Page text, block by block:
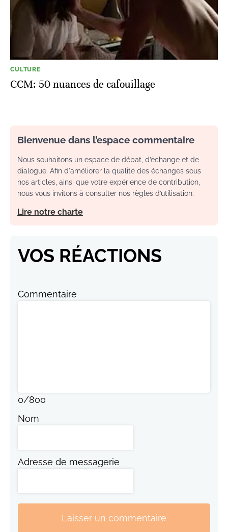
CULTURE
CCM: 50 nuances de cafouillage
Bienvenue dans l’espace commentaire
Nous souhaitons un espace de débat, d’échange et de
dialogue. Afin d'améliorer la qualité des échanges sous
nos articles, ainsi que votre expérience de contribution,
nous vous invitons à consulter nos règles d’utilisation.
Lire notre charte
VOS RÉACTIONS
Commentaire
0/800
Nom
Adresse de messagerie
Laisser un commentaire